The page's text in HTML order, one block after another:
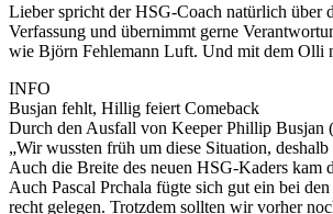
Lieber spricht der HSG-Coach natürlich über
Verfassung und übernimmt gerne
wie Björn Fehlemann Luft. Und mit dem Olli
INFO
Busjan fehlt, Hillig feiert Comeback
Durch den Ausfall von Keeper Phillip Busjan
„Wir wussten früh um diese Situation,
Auch die Breite des neuen HSG-Kaders kam
Auch Pascal Prchala fügte sich gut ein bei
recht gelegen. Trotzdem sollten wir vorher